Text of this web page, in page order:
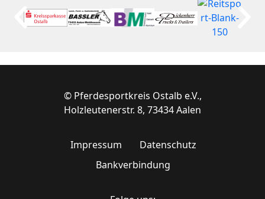
© Pferdesportkreis Ostalb e.V.,
Holzleutenerstr. 8, 73434 Aalen
Impressum
Datenschutz
Bankverbindung